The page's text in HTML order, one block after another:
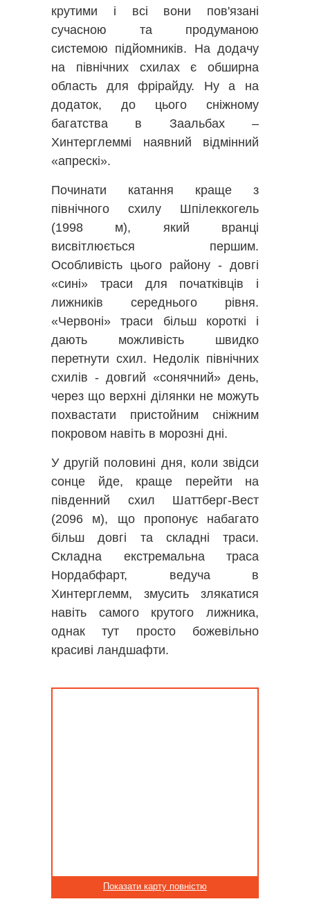
крутими і всі вони пов'язані
сучасною та продуманою
системою підйомників. На додачу
на північних схилах є обширна
область для фрірайду. Ну а на
додаток, до цього сніжному
багатства в Заальбах –
Хинтерглеммі наявний відмінний
«апрескі».
Починати катання краще з
північного схилу Шпілеккогель
(1998 м), який вранці
висвітлюється першим.
Особливість цього району - довгі
«сині» траси для початківців і
лижників середнього рівня.
«Червоні» траси більш короткі і
дають можливість швидко
перетнути схил. Недолік північних
схилів - довгий «сонячний» день,
через що верхні ділянки не можуть
похвастати пристойним сніжним
покровом навіть в морозні дні.
У другій половині дня, коли звідси
сонце йде, краще перейти на
південний схил Шаттберг-Вест
(2096 м), що пропонує набагато
більш довгі та складні траси.
Складна екстремальна траса
Нордабфарт, ведуча в
Хинтерглемм, змусить злякатися
навіть самого крутого лижника,
однак тут просто божевільно
красиві ландшафти.
Показати карту повністю